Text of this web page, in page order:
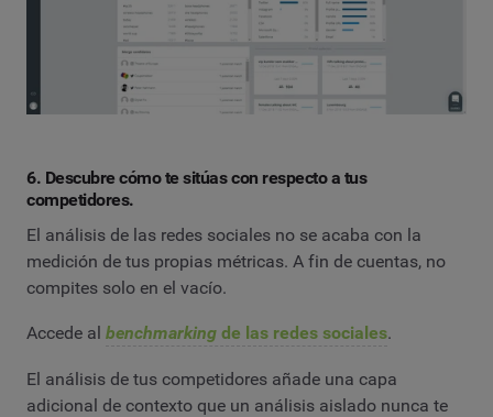
6. Descubre cómo te sitúas con respecto a tus
competidores.
El análisis de las redes sociales no se acaba con la
medición de tus propias métricas. A fin de cuentas, no
compites solo en el vacío.
Accede al benchmarking de las redes sociales.
El análisis de tus competidores añade una capa
adicional de contexto que un análisis aislado nunca te